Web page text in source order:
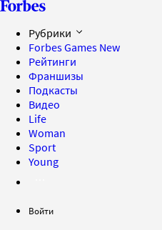
Рубрики
Forbes Games New
Рейтинги
Франшизы
Подкасты
Видео
Life
Woman
Sport
Young
Войти